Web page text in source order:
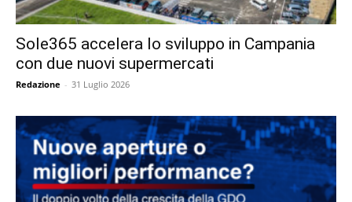
Sole365 accelera lo sviluppo in Campania
con due nuovi supermercati
Redazione - 31 Luglio 2026